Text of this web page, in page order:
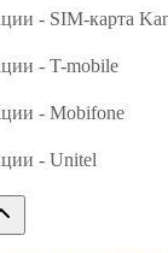
- SIM-карта
- T-mobile
- Mobifone
- Unitel